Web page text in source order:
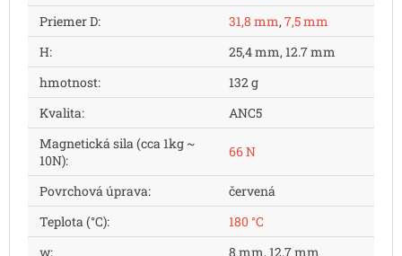
Priemer D: 31,8 mm,7,5 mm
H:
25,4 mm, 12.7 mm
hmotnost:
132 g
Kvalita:
ANC5
Magnetická sila (cca 1kg ~
10N):
66 N
Povrchová úprava:
červená
Teplota (°C):
180 °C
w: 8 mm, 12.7 mm